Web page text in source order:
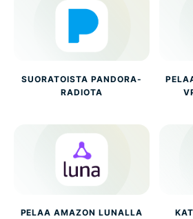
SUORATOISTA PANDORA-
RADIOTA
PELAA AMAZON LUNALLA